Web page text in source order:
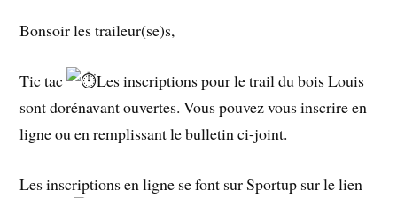
Bonsoir les traileur(se)s,
Tic tac
Les inscriptions pour le trail du bois Louis
sont dorénavant ouvertes. Vous pouvez vous inscrire en
ligne ou en remplissant le bulletin ci-joint.
Les inscriptions en ligne se font sur Sportup sur le lien